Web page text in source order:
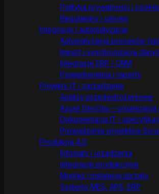
Polityka prywatności i
Regulaminy i umowy
Integracje i automatyzacje
Automatyzacja procesów
Import i synchronizacja
Integracje ERP / CRM
Powiadomienia i raporty
Projekty IT i zarządzanie
Analizy przedwdrożeniowe
Azure DevOps – organizacja
Dokumentacja IT i
Prowadzenie projektów
Produkcja 4.0
Infomaty i urządzenia
Integracje produkcyjne
Montaż i instalacja sprzętu
Systemy MES, APS, ERP